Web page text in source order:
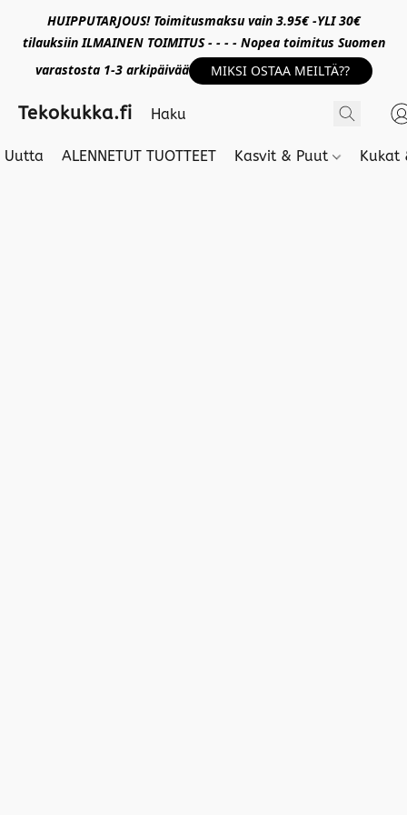
HUIPPUTARJOUS! Toimitusmaksu vain 3.95€ -YLI 30€
tilauksiin ILMAINEN TOIMITUS - - - - Nopea toimitus Suomen
varastosta 1-3 arkipäivää
MIKSI OSTAA MEILTÄ??
Tekokukka.fi
Uutta ALENNETUT TUOTTEET Kasvit & Puut Kukat